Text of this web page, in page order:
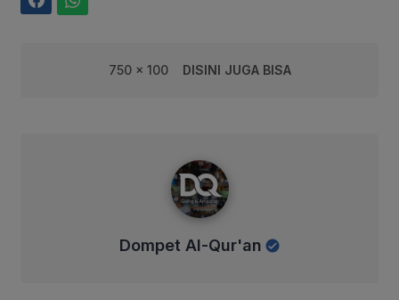
750 x 100 DISINI JUGA BISA
Dompet Al-Qur'an